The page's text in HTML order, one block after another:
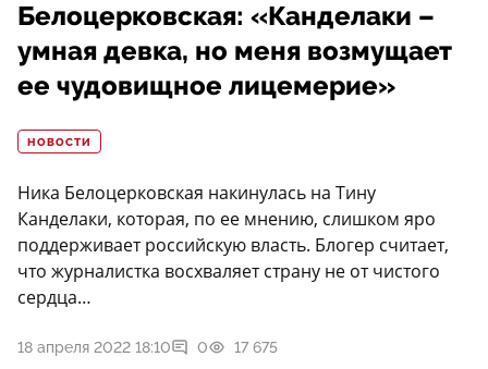
Белоцерковская: «Канделаки –
умная девка, но меня возмущает
ее чудовищное лицемерие»
НОВОСТИ
Ника Белоцерковская накинулась на Тину
Канделаки, которая, по ее мнению, слишком яро
поддерживает российскую власть. Блогер считает,
что журналистка восхваляет страну не от чистого
сердца…
18 апреля 2022 18:10 0 17 675